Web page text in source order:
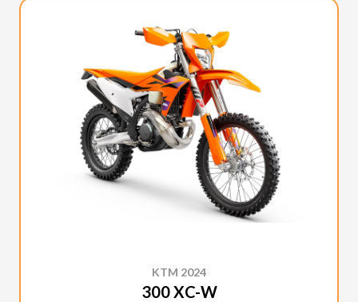
KTM 2024
300 XC-W